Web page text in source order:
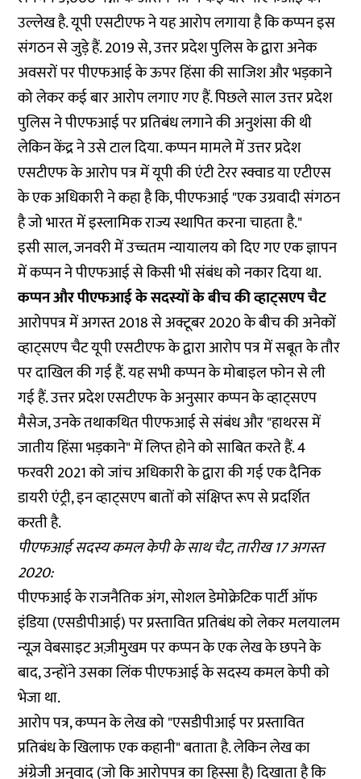
उल्लेख है. यूपी एसटीएफ ने यह आरोप लगाया है कि कप्पन इस
संगठन से जुड़े हैं. 2019 से, उत्तर प्रदेश पुलिस के द्वारा अनेक
अवसरों पर पीएफआई के ऊपर हिंसा की साजिश और भड़काने
को लेकर कई बार आरोप लगाए गए हैं. पिछले साल उत्तर प्रदेश
पुलिस ने पीएफआई पर प्रतिबंध लगाने की अनुशंसा की थी
लेकिन केंद्र ने उसे टाल दिया. कप्पन मामले में उत्तर प्रदेश
एसटीएफ के आरोप पत्र में यूपी की एंटी टेरर स्क्वाड या एटीएस
के एक अधिकारी ने कहा है कि, पीएफआई "एक उग्रवादी संगठन
है जो भारत में इस्लामिक राज्य स्थापित करना चाहता है."
इसी साल, जनवरी में उच्चतम न्यायालय को दिए गए एक ज्ञापन
में कप्पन ने पीएफआई से किसी भी संबंध कोनकारदिया था.
कप्पन और पीएफआई के सदस्यों के बीच की व्हाट्सएप चैट
आरोपपत्र में अगस्त 2018 से अक्टूबर 2020 के बीच की अनेकों
व्हाट्सएप चैट यूपी एसटीएफ के द्वारा आरोप पत्र में सबूत के तौर
पर दाखिल की गई हैं. यह सभी कप्पन के मोबाइल फोन से ली
गई हैं. उत्तर प्रदेश एसटीएफ के अनुसार कप्पन के व्हाट्सएप
मैसेज, उनके तथाकथित पीएफआई से संबंध और "हाथरस में
जातीय हिंसा भड़काने" में लिप्त होने को साबित करते हैं. 4
फरवरी 2021 को जांच अधिकारी के द्वारा की गई एक दैनिक
डायरी एंट्री, इन व्हाट्सएप बातों को संक्षिप्त रूप से प्रदर्शित
करती है.
पीएफआई सदस्य कमल केपी के साथ चैट, तारीख 17 अगस्त
2020:
पीएफआई के राजनैतिक अंग, सोशल डेमोक्रेटिक पार्टी ऑफ
इंडिया (एसडीपीआई) परप्रस्तावित प्रतिबंधको लेकर मलयालम
न्यूज़ वेबसाइटअज़ीमुखमपर कप्पन के एक लेख के छपने के
बाद, उन्होंने उसका लिंक पीएफआई के सदस्य कमल केपी को
भेजा था.
आरोप पत्र, कप्पन के लेख को "एसडीपीआई पर प्रस्तावित
प्रतिबंध के खिलाफ एक कहानी" बताता है. लेकिन लेख का
अंग्रेजी अनुवाद (जो कि आरोपपत्र का हिस्सा है) दिखाता है कि